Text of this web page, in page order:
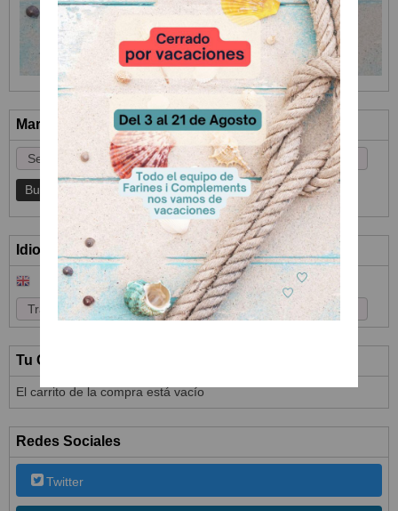
Marcas
Idioma
Tu Carrito (0)
El carrito de la compra está vacío
Redes Sociales
Twitter